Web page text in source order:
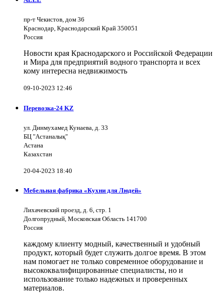
пр-т Чекистов, дом 36
Краснодар, Краснодарский Край 350051
Россия
Новости края Краснодарского и Российской Федерации
и Мира для предприятий водного транспорта и всех
кому интересна недвижимость
09-10-2023 12:46
Перевозка-24 KZ
ул. Динмухамед Кунаева, д. 33
БЦ "Астаналық"
Астана
Казахстан
20-04-2023 18:40
Мебельная фабрика «Кухни для Людей»
Лихачевский проезд, д. 6, стр. 1
Долгопрудный, Московская Область 141700
Россия
каждому клиенту модный, качественный и удобный
продукт, который будет служить долгое время. В этом
нам помогает не только современное оборудование и
высококвалифицированные специалисты, но и
использование только надежных и проверенных
материалов.